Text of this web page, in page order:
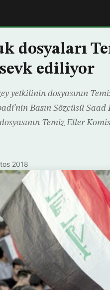
dosyaları
ediliyor
yetkilinin dosyasının
Basın Sözcüsü
Temiz Eller
2018